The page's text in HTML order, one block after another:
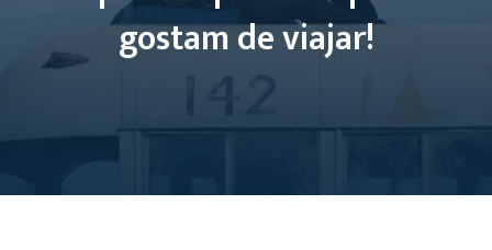
gostam de viajar!